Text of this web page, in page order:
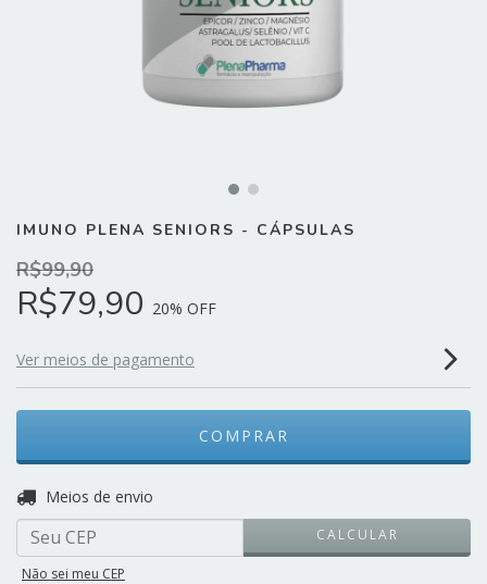
IMUNO PLENA SENIORS - CÁPSULAS
R$99,90
R$79,90 20% OFF
Ver meios de pagamento
Entregas para o CEP:
Meios de envio
CALCULAR
Não sei meu CEP